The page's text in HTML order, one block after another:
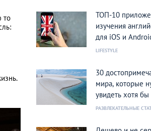
то
ТОП-10
изучения
для iOS и
LIFESTYLE
30
мира, которые
увидеть хотя
РАЗВЛЕКАТЕЛЬНЫЕ